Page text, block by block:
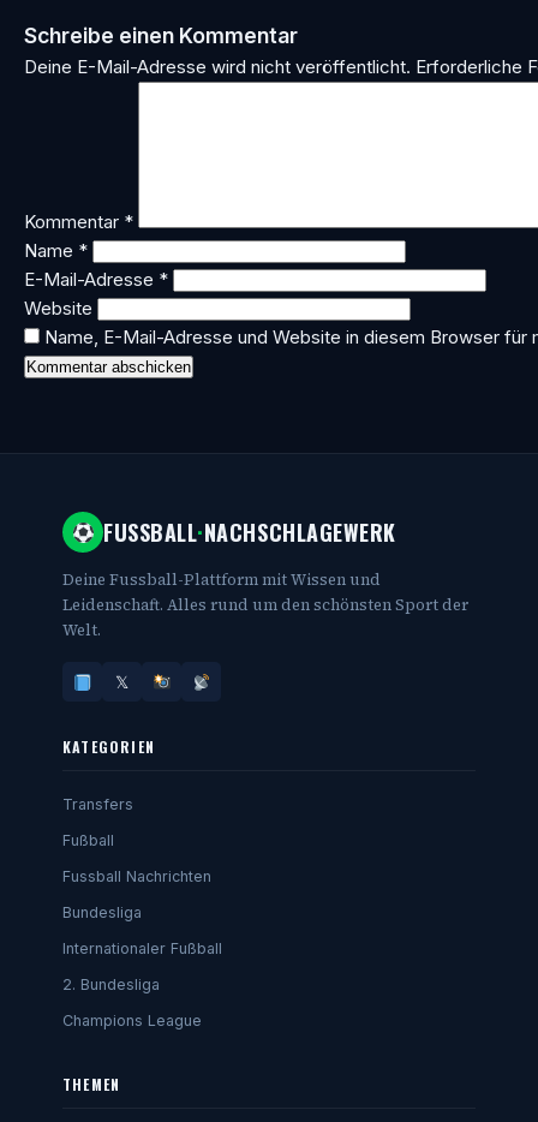
Schreibe einen Kommentar
Deine E-Mail-Adresse wird nicht veröffentlicht. Erforderliche
Kommentar *
Name *
E-Mail-Adresse *
Website
Name, E-Mail-Adresse und Website in diesem Browser für
FUSSBALL·NACHSCHLAGEWERK
Deine Fussball-Plattform mit Wissen und
Leidenschaft. Alles rund um den schönsten Sport der
Welt.
𝕏
KATEGORIEN
Transfers
Fußball
Fussball Nachrichten
Bundesliga
Internationaler Fußball
2. Bundesliga
Champions League
THEMEN